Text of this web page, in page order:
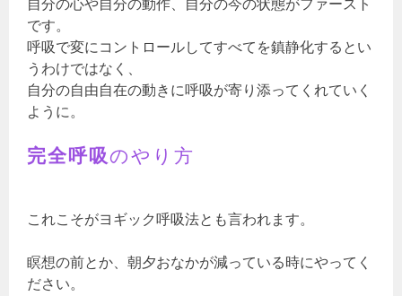
自分の心や自分の動作、自分の今の状態がファースト
です。
呼吸で変にコントロールしてすべてを鎮静化するとい
うわけではなく、
自分の自由自在の動きに呼吸が寄り添ってくれていく
ように。
完全呼吸のやり方
これこそがヨギック呼吸法とも言われます。
瞑想の前とか、朝夕おなかが減っている時にやってく
ださい。